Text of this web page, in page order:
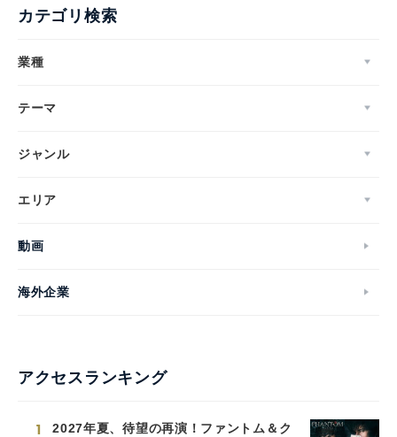
カテゴリ検索
業種
テーマ
ジャンル
エリア
動画
海外企業
アクセスランキング
1 2027年夏、待望の再演！ファントム＆ク